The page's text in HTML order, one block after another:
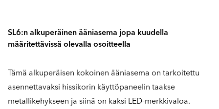
SL6:n alkuperäinen ääniasema jopa kuudella
määritettävissä olevalla osoitteella
Tämä alkuperäisen kokoinen ääniasema on tarkoitettu
asennettavaksi hissikorin käyttöpaneelin taakse
metallikehykseen ja siinä on kaksi LED-merkkivaloa.